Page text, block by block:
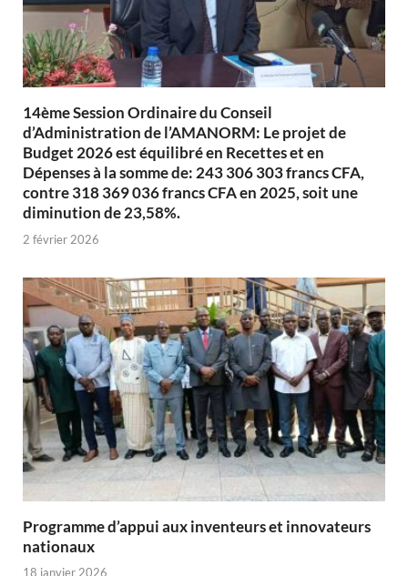
14ème Session Ordinaire du Conseil
d’Administration de l’AMANORM: Le projet de
Budget 2026 est équilibré en Recettes et en
Dépenses à la somme de: 243 306 303 francs CFA,
contre 318 369 036 francs CFA en 2025, soit une
diminution de 23,58%.
2 février 2026
Programme d’appui aux inventeurs et innovateurs
nationaux
18 janvier 2026